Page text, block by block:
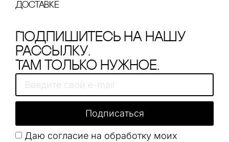
доставке
Подпишитесь на нашу
рассылку.
Там только нужное.
Даю согласие на обработку моих
Подписаться